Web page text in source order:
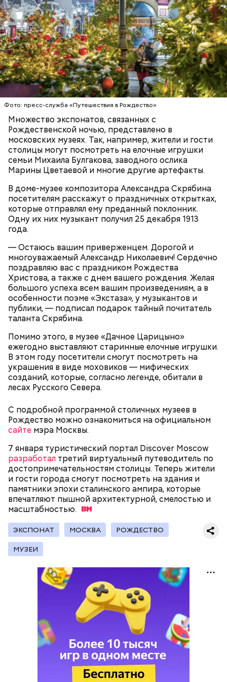
Фото: пресс-служба «Путешествия в Рождество»
Множество экспонатов, связанных с
Рождественской ночью, представлено в
московских музеях. Так, например, жители и гости
столицы могут посмотреть на елочные игрушки
семьи Михаила Булгакова, заводного ослика
Марины Цветаевой и многие другие артефакты.
В доме-музее композитора Александра Скрябина
посетителям расскажут о праздничных открытках,
которые отправлял ему преданный поклонник.
Одну их них музыкант получил 25 декабря 1913
года.
— Остаюсь вашим приверженцем. Дорогой и
многоуважаемый Александр Николаевич! Сердечно
поздравляю вас с праздником Рождества
Христова, а также с днем вашего рождения. Желая
большого успеха всем вашим произведениям, а в
особенности поэме «Экстаза», у музыкантов и
публики, — подписал подарок тайный почитатель
таланта Скрябина.
Помимо этого, в музее «Дачное Царицыно»
ежегодно выставляют старинные елочные игрушки.
В этом году посетители смогут посмотреть на
украшения в виде моховиков — мифических
созданий, которые, согласно легенде, обитали в
лесах Русского Севера.
С подробной программой столичных музеев в
Рождество можно ознакомиться на официальном
сайте мэра Москвы.
7 января туристический портал Discover Moscow
разработал третий виртуальный путеводитель по
достопримечательностям столицы. Теперь жители
и гости города смогут посмотреть на здания и
памятники эпохи сталинского ампира, которые
впечатляют пышной архитектурной, смелостью и
масштабностью.
ЭКСПОНАТ МОСКВА РОЖДЕСТВО
МУЗЕИ
БКЛ будет полностью построенана год раньше
планируемого срока. Общая длина новой линии
подземки составит 70 километров. Она включит в
себя 31 станцию и три электродепо.
Переход в центре зала на станцию метро
«Севастопольская» со станции «Каховская» после
ремонтаоткроютуже в составе БКЛ. В этом году
специалисты планируют запустить новый
объединенный вестибюль сразу для двух
указанных станций.
БКЛ и проект ремонта здания бывшей ГЭС-2
станутучастниками международного конкурса
MIPIM Awards 2022. Мероприятие традиционно
состоится в рамках инвестиционной выставки
недвижимости в Каннах. В этом году ее проведут с
15 по 18 марта.
Новые тарифы
В 2022 году специалисты
очистного сооружения в ТиНАО — в поселении
Кленовском.
— Запланированные мероприятия позволят
исключить из системы водоотведения Кленовского
устаревшие технологии, не обеспечивающие
должной очистки стока, и выработавшее ресурс
оборудование. Разработанный проект включает
внедрение самых передовых технологий, что
позволит обеспечить эффективную очистку
сточных вод, — подчеркнул Бирюков.
В конце 2022 года будет
реконструкция Люберецких очистных
сооружений. Ремонт направлен прежде всего на
первичное звено — механическую очистку воды.
На этом этапе поступающие сточные воды,
проходя через защитные решетки, очищаются от
бытового мусора, который после сбора также
утилизируется. В целом реконструкция
предприятия будет проведена в пять этапов и
всем цикле очистки воды — механической,
биологической и ультрафиолетовой.
Технологии и строительство: как
изменится столичная медицина в
2022 году
На Люберецкие очистные сооружения в
Подмосковье поступают промышленные и
хозяйственно-бытовые сточные воды из Северо-
Западного, Северного, Северо-Восточного и
также из крупных подмосковных городов.
Власти Москвы призвали горожан
обратить внимание на платежки
ЖКХ в январе